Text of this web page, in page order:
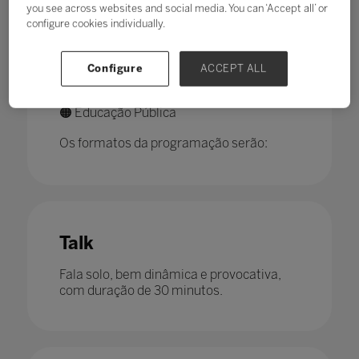
conteúdo:
🟠 Educação Pública
Os formatos da programação serão:
Talk
Fala solo, bem dinâmica e provocativa,
com duração de 30 minutos.
you see across websites and social media. You can ‘Accept all’ or
configure cookies individually.
Configure ACCEPT ALL